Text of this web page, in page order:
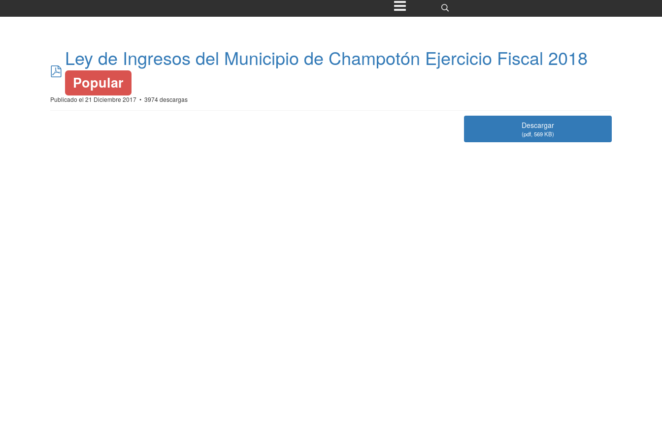
pdf
Ley de Ingresos del Municipio de Champotón Ejercicio Fiscal 2018
Popular
Publicado el 21 Diciembre 2017 3974 descargas
Descargar
(pdf, 569 KB)